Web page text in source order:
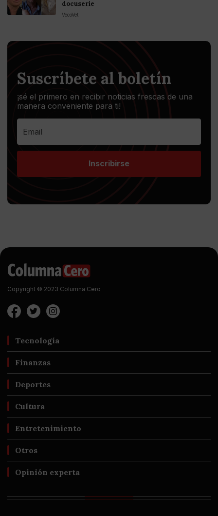
docuserie
VecoVet
Suscríbete al boletín
¡sé el primero en recibir noticias frescas de una
manera conveniente para ti!
Inscribirse
Copyright © 2023 Columna Cero
Tecnología
Finanzas
Deportes
Cultura
Entretenimiento
Otros
Opinión experta